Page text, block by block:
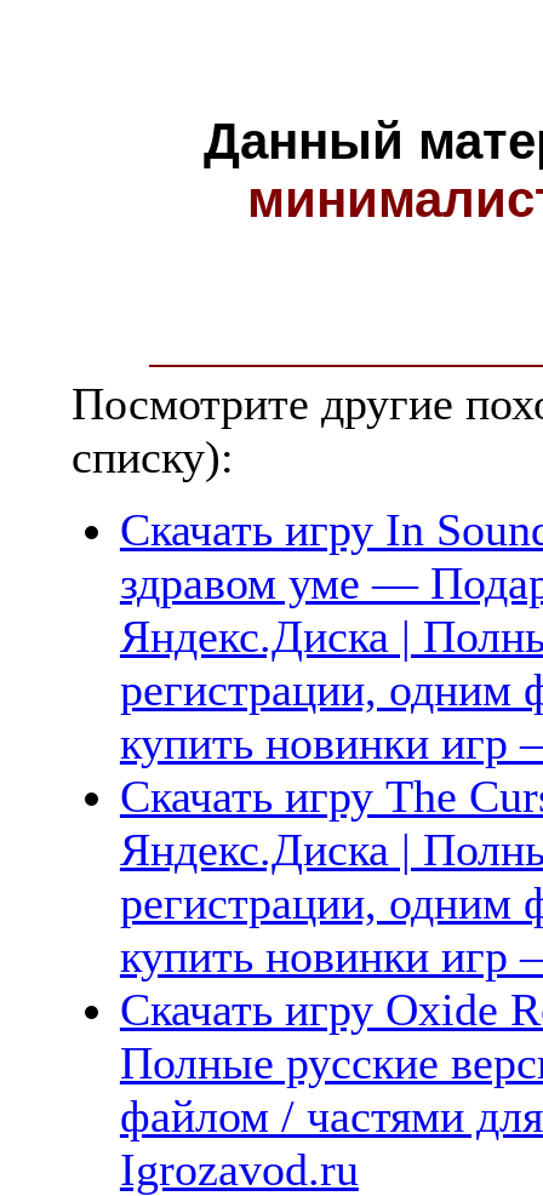
Данный
Посмотрите другие
списку):
Скачать игру In
здравом уме —
Яндекс.Диска |
регистрации, одним
купить новинки
Скачать игру The
Яндекс.Диска |
регистрации, одним
купить новинки
Скачать игру Oxide
Полные русские
файлом / частями
Igrozavod.ru